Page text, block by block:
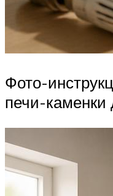
Фото-
печи-каменки